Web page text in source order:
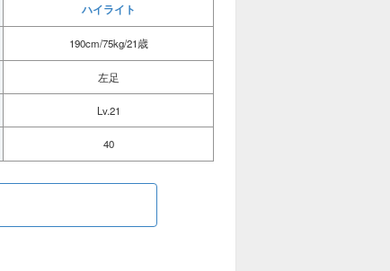
ハイライト
190cm/75kg/21歳
左足
Lv.21
40